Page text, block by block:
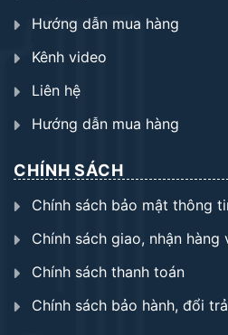
Hướng dẫn mua hàng
Kênh video
Liên hệ
Hướng dẫn mua hàng
CHÍNH SÁCH
Chính sách bảo mật thông
Chính sách giao, nhận hàng
Chính sách thanh toán
Chính sách bảo hành, đổi trả